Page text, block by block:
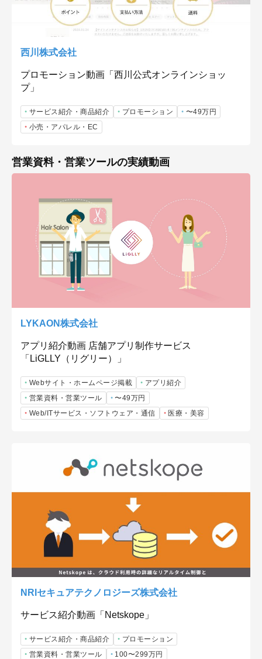
西川株式会社
プロモーション動画「西川公式オンラインショッ
プ」
サービス紹介・商品紹介 プロモーション
〜49万円
小売・アパレル・EC
営業資料・営業ツールの実績動画
LYKAON株式会社
アプリ紹介動画 店舗アプリ制作サービス
「LiGLLY（リグリー）」
Webサイト・ホームページ掲載
アプリ紹介
営業資料・営業ツール
〜49万円
Web/ITサービス・ソフトウェア・通信
医療・美容
NRIセキュアテクノロジーズ株式会社
サービス紹介動画「Netskope」
サービス紹介・商品紹介
プロモーション
営業資料・営業ツール
100〜299万円